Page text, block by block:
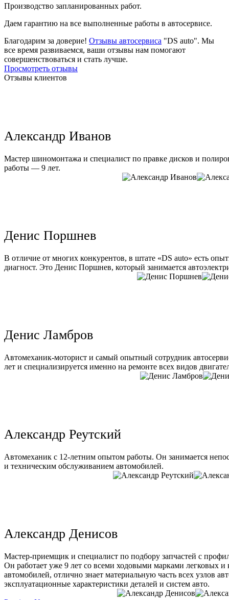
Производство запланированных работ.
Даем гарантию на все выполненные работы в автосервисе.
Благодарим за доверие! Отзывы автосервиса "DS auto". Мы
все время развиваемся, ваши отзывы нам помогают
совершенствоваться и стать лучше.
Просмотреть отзывы
Отзывы клиентов
Александр Иванов
Мастер шиномонтажа и специалист по правке дисков и
работы — 9 лет.
Денис Поршнев
В отличие от многих конкурентов, в штате «DS auto» есть
диагност. Это Денис Поршнев, который занимается
Денис Ламбров
Автомеханик-моторист и самый опытный сотрудник
лет и специализируется именно на ремонте всех видов
Александр Реутский
Автомеханик с 12-летним опытом работы. Он занимается
и техническим обслуживанием автомобилей.
Александр Денисов
Мастер-приемщик и специалист по подбору запчастей с
Он работает уже 9 лет со всеми ходовыми марками легковых и
автомобилей, отлично знает материальную часть всех узлов
эксплуатационные характеристики деталей и систем авто.